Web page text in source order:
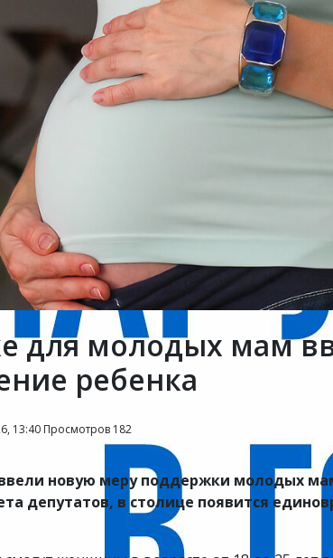
для молодых мам
ребенка
13:40 Просмотров 182
новую меру поддержки молодых
депутатов, в столице появится